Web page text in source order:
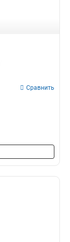
Сравнить